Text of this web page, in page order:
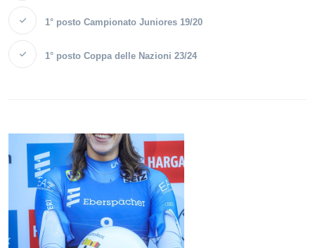
1° posto Campionato Juniores 19/20
1° posto Coppa delle Nazioni 23/24